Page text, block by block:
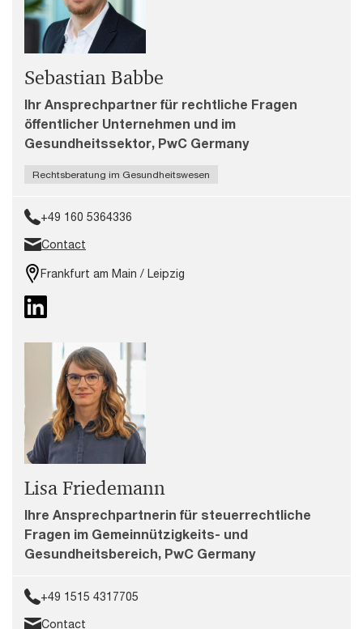
Sebastian Babbe
Ihr Ansprechpartner für rechtliche Fragen
öffentlicher Unternehmen und im
Gesundheitssektor, PwC Germany
Rechtsberatung im Gesundheitswesen
+49 160 5364336
Contact
Frankfurt am Main / Leipzig
Lisa Friedemann
Ihre Ansprechpartnerin für steuerrechtliche
Fragen im Gemeinnützigkeits- und
Gesundheitsbereich, PwC Germany
+49 1515 4317705
Contact